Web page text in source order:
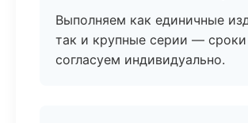
Выполняем как единичные
так и крупные серии — сроки
согласуем индивидуально.